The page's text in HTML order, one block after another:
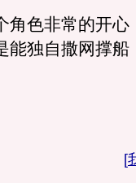
色非常的开心
能独自撒网撑船
[